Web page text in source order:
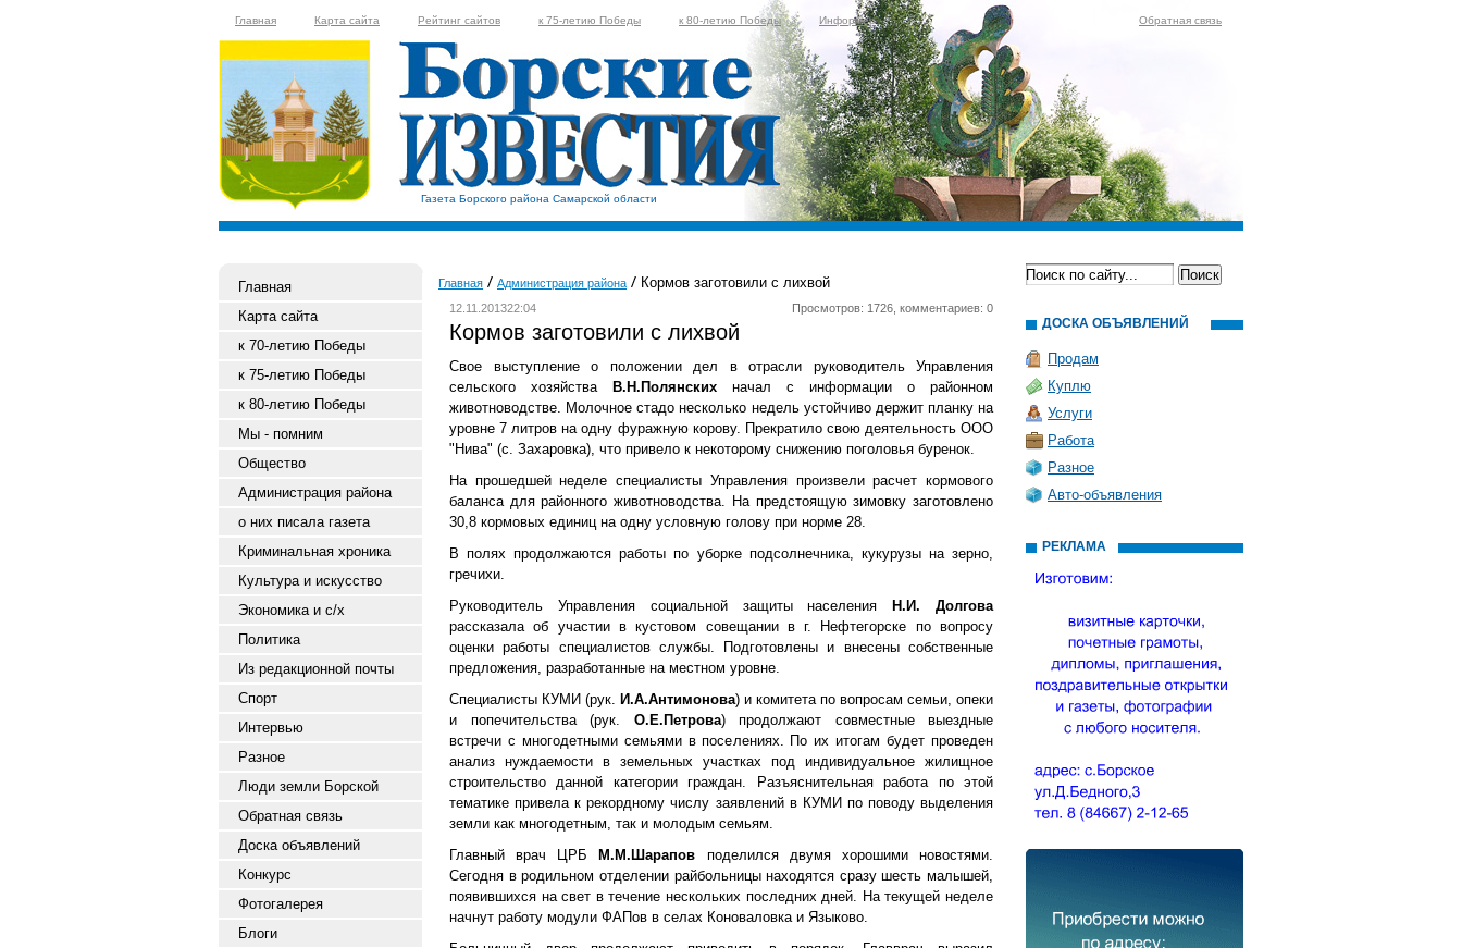
Главная Карта сайта Рейтинг сайтов к 75-летию Победы к 80-летию Победы Информер Обратная связь
Газета Борского района Самарской области
Главная
Карта сайта
к 70-летию Победы
к 75-летию Победы
к 80-летию Победы
Мы - помним
Общество
Администрация района
о них писала газета
Криминальная хроника
Культура и искусство
Экономика и с/х
Политика
Из редакционной почты
Спорт
Интервью
Разное
Люди земли Борской
Обратная связь
Доска объявлений
Конкурс
Фотогалерея
Блоги
Главная Администрация района Кормов заготовили с лихвой
12.11.201322:04 Просмотров: 1726, комментариев: 0
Кормов заготовили с лихвой
Свое выступление о положении дел в отрасли руководитель Управления
сельского хозяйства
В.Н.Полянских начал с информации о районном
животноводстве. Молочное стадо несколько недель устойчиво держит планку на
уровне 7 литров на одну фуражную корову. Прекратило свою деятельность ООО
"Нива" (с. Захаровка), что привело к некоторому снижению поголовья буренок.
На прошедшей неделе специалисты Управления произвели расчет кормового
баланса для районного животноводства. На предстоящую зимовку заготовлено
30,8 кормовых единиц на одну условную голову при норме 28.
В полях продолжаются работы по уборке подсолнечника, кукурузы на зерно,
гречихи.
Руководитель Управления социальной защиты населения
Н.И. Долгова
рассказала об участии в кустовом совещании в г. Нефтегорске по вопросу
оценки работы специалистов службы. Подготовлены и внесены собственные
предложения, разработанные на местном уровне.
Специалисты КУМИ (рук. И.А.Антимонова) и комитета по вопросам семьи, опеки
и попечительства (рук. О.Е.Петрова) продолжают совместные выездные
встречи с многодетными семьями в поселениях. По их итогам будет проведен
анализ нуждаемости в земельных участках под индивидуальное жилищное
строительство данной категории граждан. Разъяснительная работа по этой
тематике привела к рекордному числу заявлений в КУМИ по поводу выделения
земли как многодетным, так и молодым семьям.
Главный врач ЦРБ
М.М.Шарапов поделился двумя хорошими новостями.
Сегодня в родильном отделении райбольницы находятся сразу шесть малышей,
появившихся на свет в течение нескольких последних дней. На текущей неделе
начнут работу модули ФАПов в селах Коноваловка и Языково.
ДОСКА ОБЪЯВЛЕНИЙ
Продам
Куплю
Услуги
Работа
Разное
Авто-объявления
РЕКЛАМА